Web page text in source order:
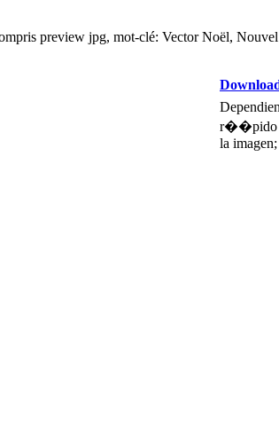
preview jpg, mot-clé: Vector Noël,
r��pido
la imagen;